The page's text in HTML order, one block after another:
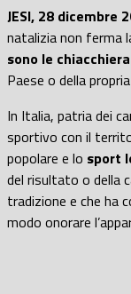
JESI, 28 dicembre
natalizia non ferma
sono le
Paese o della
In Italia, patria dei
sportivo con il
popolare e lo sport
del risultato o della
tradizione e che ha
modo onorare